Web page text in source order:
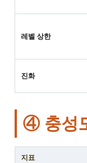
레벨 상한
진화
④ 충성
지표